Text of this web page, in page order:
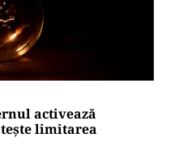
activează
limitarea